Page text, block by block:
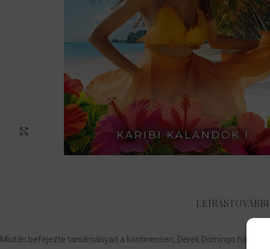
LEÍRÁS
Miután befejezte tanulmányait a kontinensen, Derek Domingo